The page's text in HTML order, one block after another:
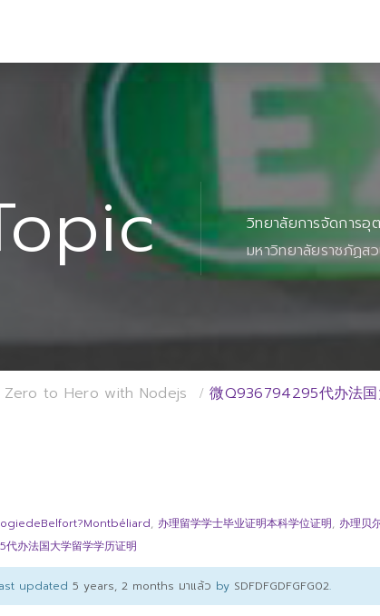
วิทยาลัยการจัดการอุ
มหาวิทยาลัยราชภัฏส
Zero to Hero with Nodejs 微Q936794295代办法
, 办理留学学士毕业证明本科学位证明, 办理贝
办法国大学留学学历证明
updated 5 years, 2 months มาแล้ว by SDFDFGDFGFG02.